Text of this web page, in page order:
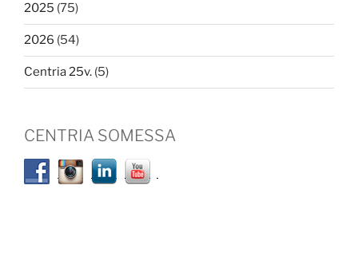
2025 (75)
2026 (54)
Centria 25v. (5)
CENTRIA SOMESSA